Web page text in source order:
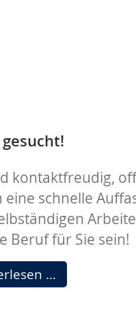
kontaktfreudig,
eine schnelle
Beruf für Sie sein!
… Azubi
gesucht!